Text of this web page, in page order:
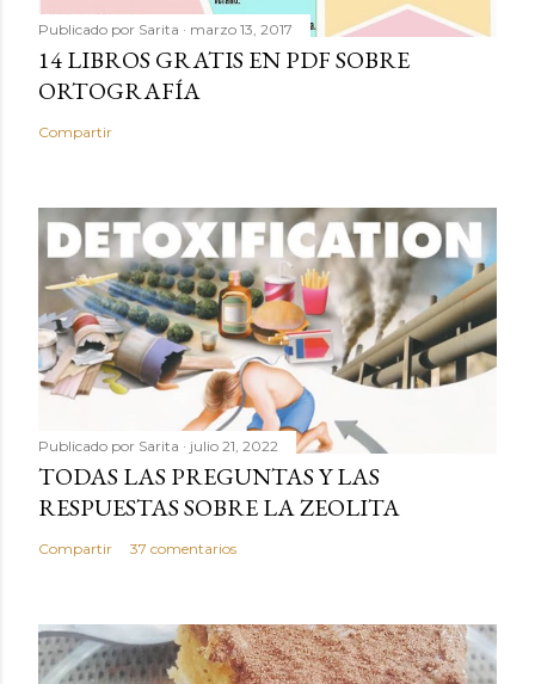
Publicado por Sarita marzo 13, 2017
14 LIBROS GRATIS EN PDF SOBRE
ORTOGRAFÍA
Compartir
Publicado por Sarita julio 21, 2022
TODAS LAS PREGUNTAS Y LAS
RESPUESTAS SOBRE LA ZEOLITA
Compartir 37 comentarios